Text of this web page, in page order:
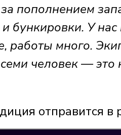
пополнением
бункировки. У нас
работы много.
человек — это
отправится в